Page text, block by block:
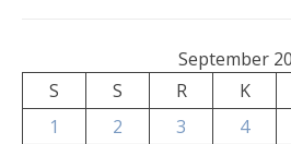
September
S
S R K
1
2 3 4